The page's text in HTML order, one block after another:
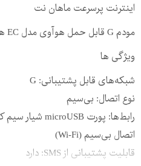
اینترنت پرسرعت ماهان نت
مودم G قابل حمل هوآوی مدل EC همراه با گیگ اینترنت یک ماهه
ویژگی ها
شبکه‌های قابل پشتیبانی: G
نوع اتصال: بی‌سیم
اتصال بی‌سیم (Wi-Fi)
قابلیت پشتیبانی از SMS: دارد